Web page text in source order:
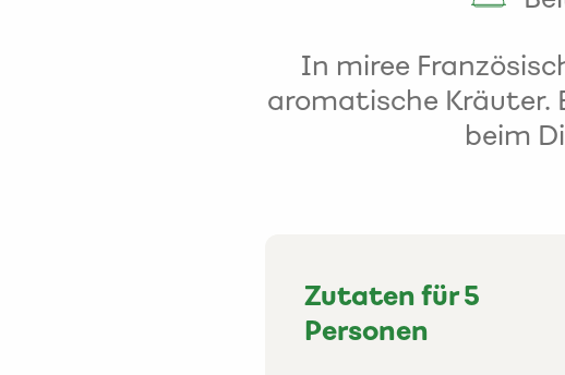
In miree
aromatische Kräuter.
beim
Zutaten für 5
Personen